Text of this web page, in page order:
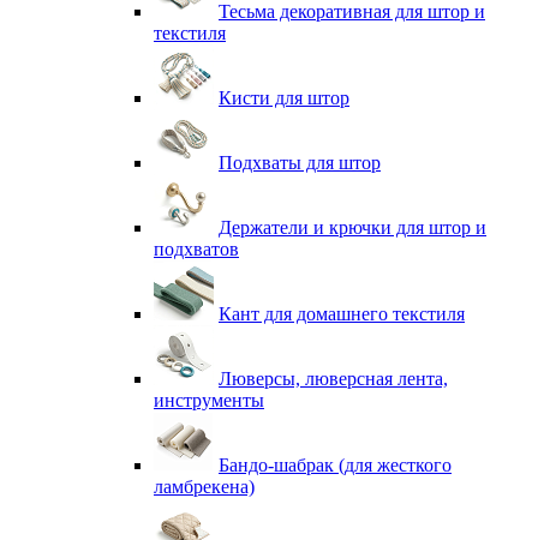
Тесьма декоративная для штор и
текстиля
Кисти для штор
Подхваты для штор
Держатели и крючки для штор и
подхватов
Кант для домашнего текстиля
Люверсы, люверсная лента,
инструменты
Бандо-шабрак (для жесткого
ламбрекена)